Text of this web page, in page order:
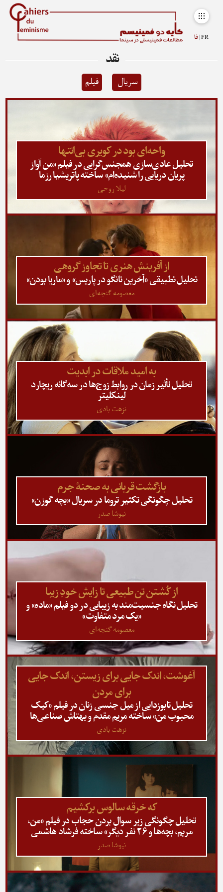
FR | فا
نقد
سریال فیلم
واحه‌ای بود در کویری بی‌انتها
تحلیل عادی‌سازی همجنس‌گرایی در فیلم «من آواز
پریان دریایی را شنیده‌ام» ساخته پاتریشیا رزما
لیلا روحی
از آفرینش هنری تا تجاوز گروهی
تحلیل تطبیقی «آخرین تانگو در پاریس» و «ماریا بودن»
معصومه گنجه‌ای
به امید ملاقات در ابدیت
تحلیل تأثیر زمان در روابط زوج‌ها در سه‌‎گانه ریچارد
لینکلیتر
نزهت بادی
بازگشت قربانی به صحنۀ جرم
تحلیل چگونگی تکثیر تروما در سریال «بچه گوزن»
نیوشا صدر
از کُشتن تن طبیعی تا زایش خودِ زیبا
تحلیل نگاه جنسیت‌مند به زیبایی در دو فیلم «ماده» و
«یک مرد متفاوت»
معصومه گنجه‌ای
آغوشت، اندک جایی برای زیستن، اندک جایی
برای مردن
تحلیل تابوزدایی از میل جنسی زنان در فیلم «کیک
محبوب من» ساخته مریم مقدم و بهتاش صناعی‌ها
نزهت بادی
که خرقه سالوس برکشیم
تحلیل چگونگی زیر سوال بردن حجاب در فیلم «من،
مریم، بچه‌ها و ۲۶ نفر دیگر» ساخته فرشاد هاشمی
نیوشا صدر